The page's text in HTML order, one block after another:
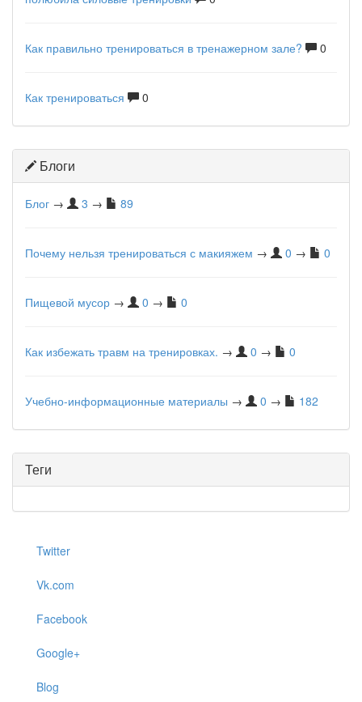
Как правильно тренироваться в тренажерном зале? 0
Как тренироваться 0
Блоги
Блог → 3 → 89
Почему нельзя тренироваться с макияжем → 0 → 0
Пищевой мусор → 0 → 0
Как избежать травм на тренировках. → 0 → 0
Учебно-информационные материалы → 0 → 182
Теги
Twitter
Vk.com
Facebook
Google+
Blog